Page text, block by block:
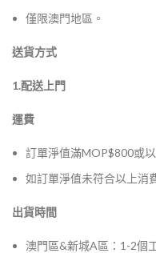
僅限澳門地區。
送貨方式
1.配送上門
運費
訂單淨值滿MOP$800或
如訂單淨值未符合以上消
出貨時間
澳門區&新城A區：1-2個